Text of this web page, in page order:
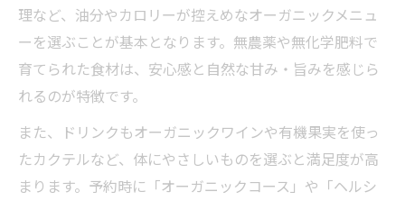
理など、油分やカロリーが控えめなオーガニックメニュ
ーを選ぶことが基本となります。無農薬や無化学肥料で
育てられた食材は、安心感と自然な甘み・旨みを感じら
れるのが特徴です。
また、ドリンクもオーガニックワインや有機果実を使っ
たカクテルなど、体にやさしいものを選ぶと満足度が高
まります。予約時に「オーガニックコース」や「ヘルシ